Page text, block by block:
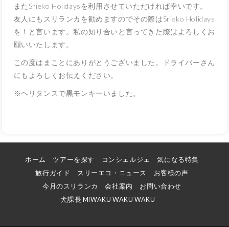
またSrieko Holidaysを利用させていただければ幸いです。
友人にもスリランカを勧めますのでその際はSrieko Holidays
を！と言います。私の知り合いと言ってきた際はよろしくお
願いいたします。
この度はまことにありがとうございました。ドライバーさん
にもよろ しくお伝えください。
※ヘリタンスで黒モンキーいました。
ホーム ツアーを探す コンシェルジェ
気になる特集
旅行ガイド
スリーエコ・ニュース
お客様の声
今月のスリランカ
会社案内
お問い合わせ
犬課長 MIWAKU WAKU WAKU